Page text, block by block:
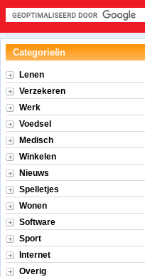
Categorieën
Lenen
Verzekeren
Werk
Voedsel
Medisch
Winkelen
Nieuws
Spelletjes
Wonen
Software
Sport
Internet
Overig